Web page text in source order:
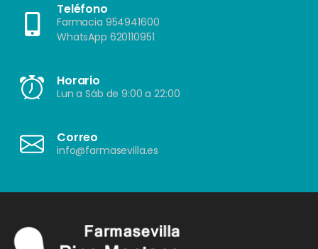
Teléfono
Farmacia 954941600
WhatsApp 620110951
Horario
Lun a Sáb de 9:00 a 22:00
Correo
info@farmasevilla.es